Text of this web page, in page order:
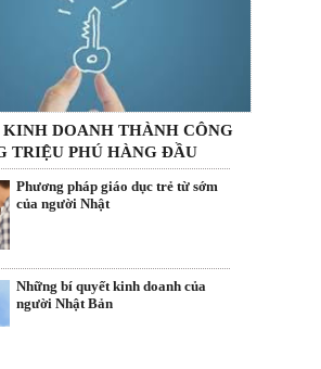
KINH DOANH THÀNH CÔNG
TRIỆU PHÚ HÀNG ĐẦU
Phương pháp giáo dục trẻ từ sớm
của người Nhật
Những bí quyết kinh doanh của
người Nhật Bản